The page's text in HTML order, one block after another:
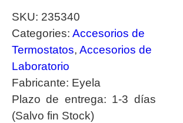
SKU: 235340
Categories: Accesorios de
Termostatos, Accesorios de
Laboratorio
Fabricante: Eyela
Plazo de entrega: 1-3 días
(Salvo fin Stock)